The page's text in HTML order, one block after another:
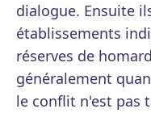
dialogue. Ensuite
établissements
réserves de
généralement
le conflit n'est pas